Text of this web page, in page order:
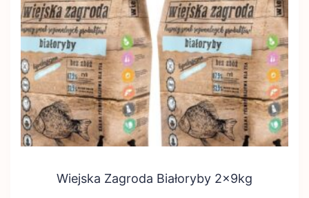
Wiejska Zagroda Białoryby 2x9kg